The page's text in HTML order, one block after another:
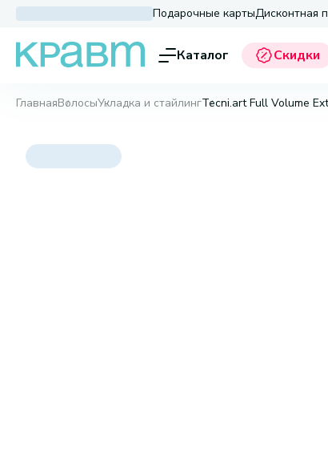
Подарочные картыДисконтная
Каталог Скидки
ГлавнаяВолосыУкладка и стайлингTecni.art Full Volume